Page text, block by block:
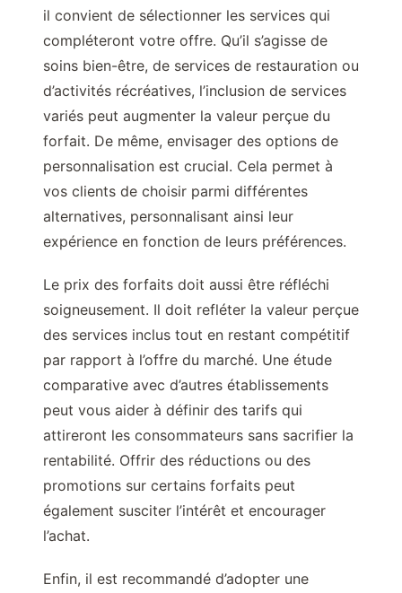
il convient de sélectionner les services qui
compléteront votre offre. Qu’il s’agisse de
soins bien-être, de services de restauration ou
d’activités récréatives, l’inclusion de services
variés peut augmenter la valeur perçue du
forfait. De même, envisager des options de
personnalisation est crucial. Cela permet à
vos clients de choisir parmi différentes
alternatives, personnalisant ainsi leur
expérience en fonction de leurs préférences.
Le prix des forfaits doit aussi être réfléchi
soigneusement. Il doit refléter la valeur perçue
des services inclus tout en restant compétitif
par rapport à l’offre du marché. Une étude
comparative avec d’autres établissements
peut vous aider à définir des tarifs qui
attireront les consommateurs sans sacrifier la
rentabilité. Offrir des réductions ou des
promotions sur certains forfaits peut
également susciter l’intérêt et encourager
l’achat.
Enfin, il est recommandé d’adopter une